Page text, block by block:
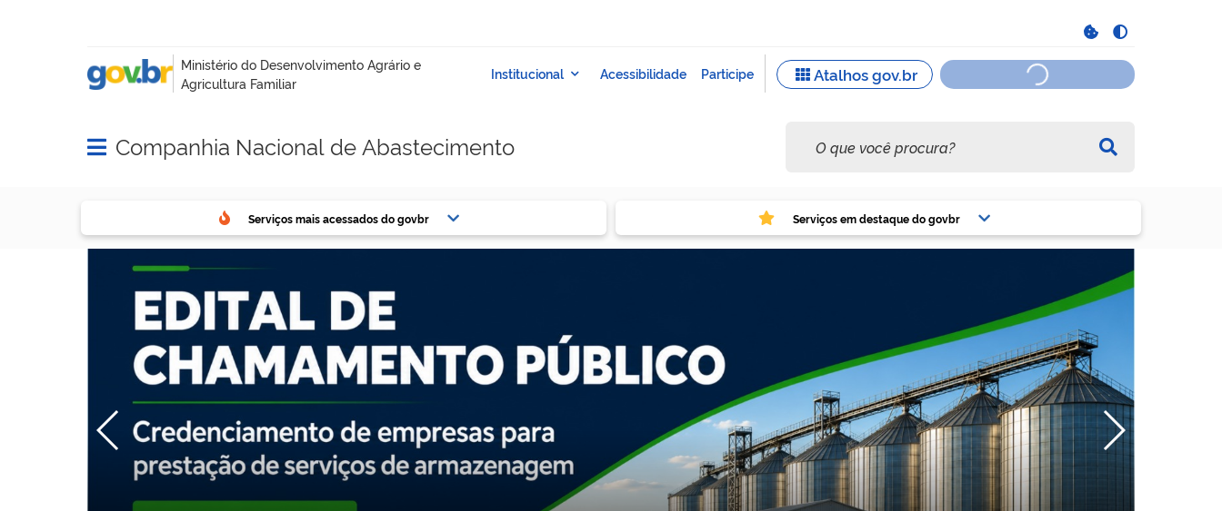
Abrir menu principal de navegação
Companhia Nacional de Abastecimento
Serviços mais acessados do govbr Serviços em destaque do govbr